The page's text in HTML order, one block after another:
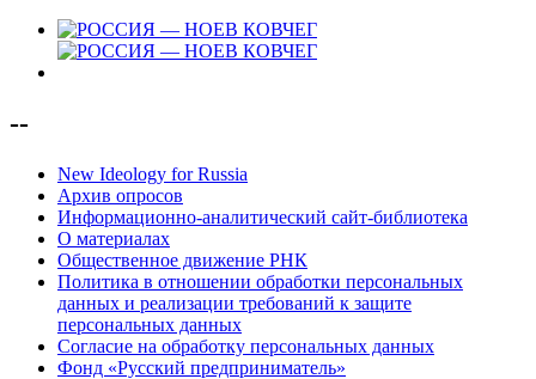
--
New Ideology for Russia
Архив опросов
Информационно-аналитический сайт-библиотека
О материалах
Общественное движение РНК
Политика в отношении обработки персональных
данных и реализации требований к защите
персональных данных
Согласие на обработку персональных данных
Фонд «Русский предприниматель»